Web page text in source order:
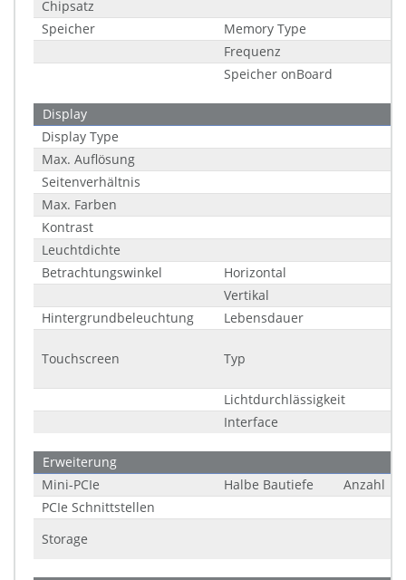
Chipsatz
Speicher
Memory Type
Frequenz
Speicher onBoard
Display
Display Type
Max. Auflösung
Seitenverhältnis
Max. Farben
Kontrast
Leuchtdichte
Betrachtungswinkel
Horizontal
Vertikal
Hintergrundbeleuchtung
Lebensdauer
Touchscreen Typ
Lichtdurchlässigkeit
Interface
Erweiterung
Mini-PCIe
Halbe Bautiefe
Anzahl
PCIe Schnittstellen
Storage